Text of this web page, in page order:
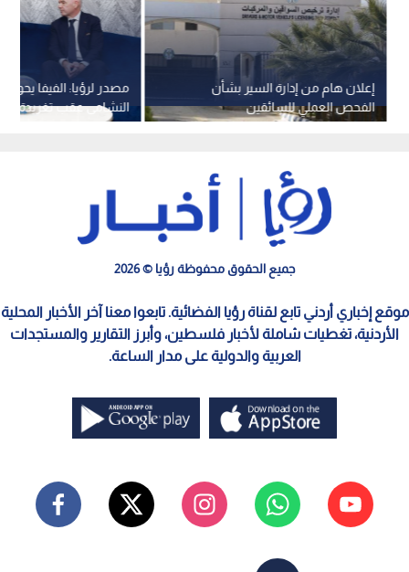
مصدر لرؤيا: الفيفا
النشامى عقب تغريدة
إعلان هام من إدارة السير بشأن
الفحص العملي للسائقين
جميع الحقوق محفوظة رؤيا © 2026
موقع إخباري أردني تابع لقناة رؤيا الفضائية. تابعوا معنا آخر الأخبار المحلية
الأردنية، تغطيات شاملة لأخبار فلسطين، وأبرز التقارير والمستجدات
العربية والدولية على مدار الساعة.